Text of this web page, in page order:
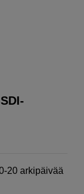
20 arkipäivää